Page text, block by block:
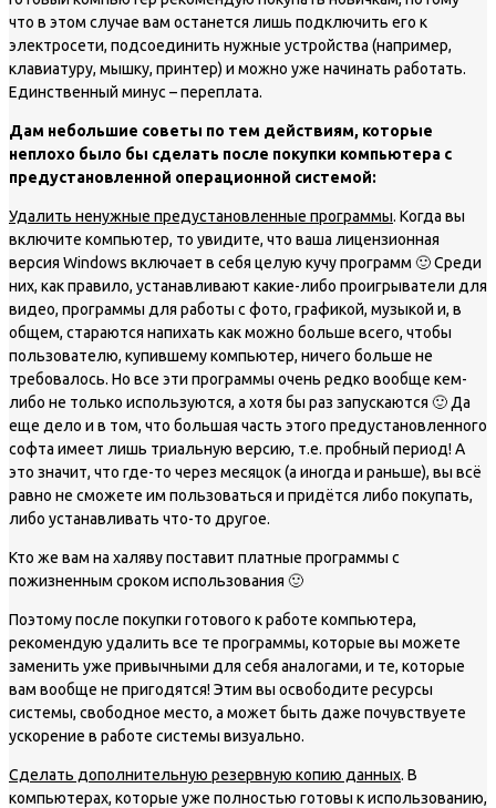
что в этом случае вам останется лишь подключить его к
электросети, подсоединить нужные устройства (например,
клавиатуру, мышку, принтер) и можно уже начинать работать.
Единственный минус – переплата.
Дам небольшие советы по тем действиям, которые
неплохо было бы сделать после покупки компьютера с
предустановленной операционной системой:
Удалить ненужные предустановленные программы. Когда вы
включите компьютер, то увидите, что ваша лицензионная
версия Windows включает в себя целую кучу программ 🙂 Среди
них, как правило, устанавливают какие-либо проигрыватели для
видео, программы для работы с фото, графикой, музыкой и, в
общем, стараются напихать как можно больше всего, чтобы
пользователю, купившему компьютер, ничего больше не
требовалось. Но все эти программы очень редко вообще кем-
либо не только используются, а хотя бы раз запускаются 🙂 Да
еще дело и в том, что большая часть этого предустановленного
софта имеет лишь триальную версию, т.е. пробный период! А
это значит, что где-то через месяцок (а иногда и раньше), вы всё
равно не сможете им пользоваться и придётся либо покупать,
либо устанавливать что-то другое.
Кто же вам на халяву поставит платные программы с
пожизненным сроком использования 🙂
Поэтому после покупки готового к работе компьютера,
рекомендую удалить все те программы, которые вы можете
заменить уже привычными для себя аналогами, и те, которые
вам вообще не пригодятся! Этим вы освободите ресурсы
системы, свободное место, а может быть даже почувствуете
ускорение в работе системы визуально.
Сделать дополнительную резервную копию данных. В
компьютерах, которые уже полностью готовы к использованию,